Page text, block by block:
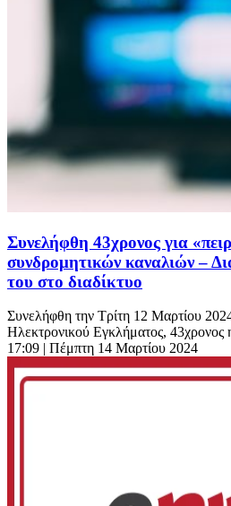
Συνελήφθη 43χρονος για
συνδρομητικών καναλιών –
του στο διαδίκτυο
Συνελήφθη την Τρίτη 12 Μαρτίου
Ηλεκτρονικού Εγκλήματος, 43χρονος
17:09 | Πέμπτη 14 Μαρτίου 2024